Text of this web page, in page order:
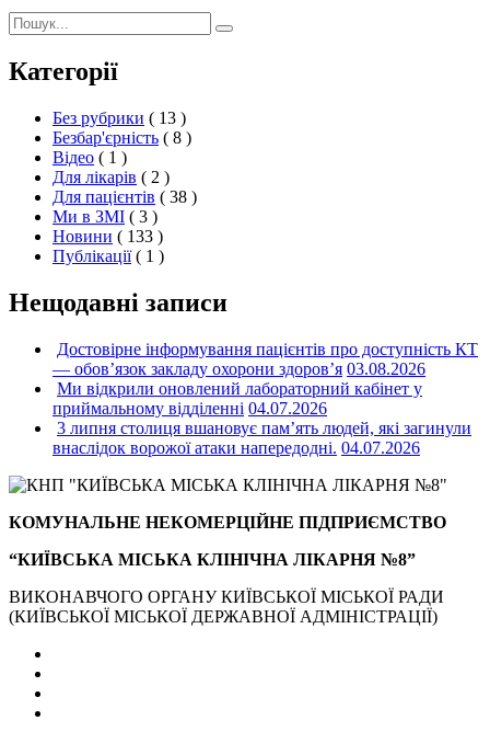
Пошук:
Пошук
Категорії
Без рубрики ( 13 )
Безбар'єрність ( 8 )
Відео ( 1 )
Для лікарів ( 2 )
Для пацієнтів ( 38 )
Ми в ЗМІ ( 3 )
Новини ( 133 )
Публікації ( 1 )
Нещодавні записи
Достовірне інформування пацієнтів про доступність КТ
— обов’язок закладу охорони здоров’я 03.08.2026
Ми відкрили оновлений лабораторний кабінет у
приймальному відділенні 04.07.2026
3 липня столиця вшановує пам’ять людей, які загинули
внаслідок ворожої атаки напередодні. 04.07.2026
КОМУНАЛЬНЕ НЕКОМЕРЦІЙНЕ ПІДПРИЄМСТВО
“КИЇВСЬКА МІСЬКА КЛІНІЧНА ЛІКАРНЯ №8”
ВИКОНАВЧОГО ОРГАНУ КИЇВСЬКОЇ МІСЬКОЇ РАДИ
(КИЇВСЬКОЇ МІСЬКОЇ ДЕРЖАВНОЇ АДМІНІСТРАЦІЇ)